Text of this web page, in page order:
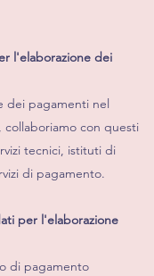
l'elaborazione dei
dei pagamenti nel
collaboriamo con questi
tecnici, istituti di
di pagamento.
per l'elaborazione
di pagamento